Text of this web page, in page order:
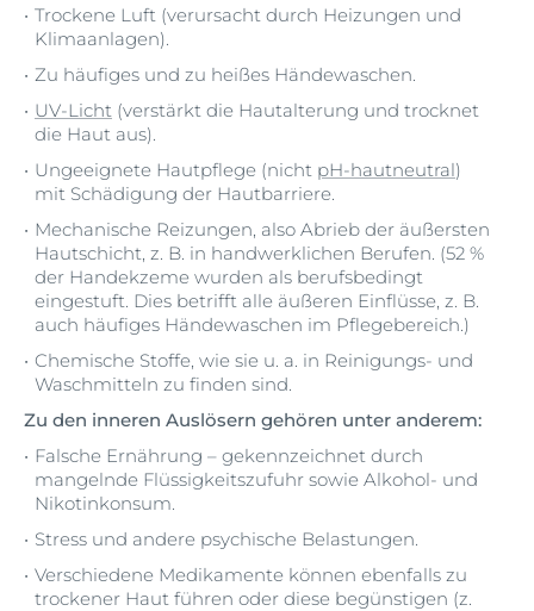
Trockene Luft (verursacht durch Heizungen und
Klimaanlagen).
Zu häufiges und zu heißes Händewaschen.
UV-Licht (verstärkt die Hautalterung und trocknet
die Haut aus).
Ungeeignete Hautpflege (nicht pH-hautneutral)
mit Schädigung der Hautbarriere.
Mechanische Reizungen, also Abrieb der äußersten
Hautschicht, z. B. in handwerklichen Berufen. (52 %
der Handekzeme wurden als berufsbedingt
eingestuft. Dies betrifft alle äußeren Einflüsse, z. B.
auch häufiges Händewaschen im Pflegebereich.)
Chemische Stoffe, wie sie u. a. in Reinigungs- und
Waschmitteln zu finden sind.
Zu den inneren Auslösern gehören unter anderem:
Falsche Ernährung – gekennzeichnet durch
mangelnde Flüssigkeitszufuhr sowie Alkohol- und
Nikotinkonsum.
Stress und andere psychische Belastungen.
Verschiedene Medikamente können ebenfalls zu
trockener Haut führen oder diese begünstigen (z.